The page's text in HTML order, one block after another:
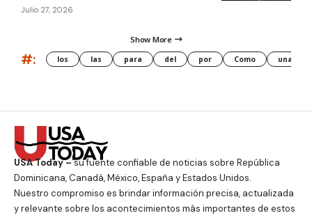
Julio 27, 2026
Show More
#: los las para del por Como una
USA Today –su fuente confiable de noticias sobre República
Dominicana, Canadá, México, España y Estados Unidos.
Nuestro compromiso es brindar información precisa, actualizada
y relevante sobre los acontecimientos más importantes de estos